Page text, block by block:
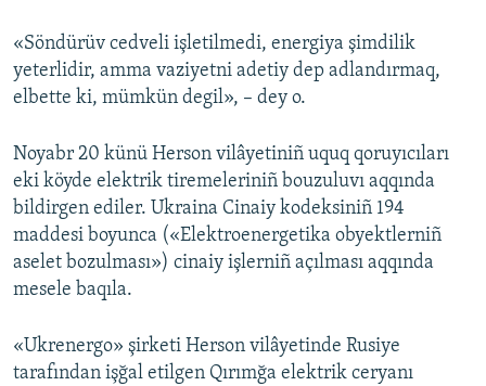
«Söndürüv cedveli işletilmedi, energiya şimdilik
yeterlidir, amma vaziyetni adetiy dep adlandırmaq,
elbette ki, mümkün degil», – dey o.
Noyabr 20 künü Herson vilâyetiniñ uquq qoruyıcıları
eki köyde elektrik tiremeleriniñ bouzuluvı aqqında
bildirgen ediler. Ukraina Cinaiy kodeksiniñ 194
maddesi boyunca («Elektroenergetika obyektlerniñ
aselet bozulması») cinaiy işlerniñ açılması aqqında
mesele baqıla.
«Ukrenergo» şirketi Herson vilâyetinde Rusiye
tarafından işğal etilgen Qırımğa elektrik ceryanı